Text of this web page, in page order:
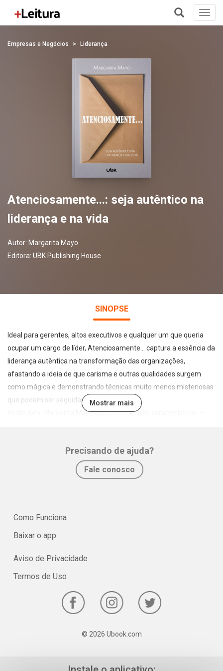
Empresas e Negócios Liderança
Atenciosamente...: seja autêntico na
liderança e na vida
Autor: Margarita Mayo
Editora: UBK Publishing House
SINOPSE
Ideal para gerentes, altos executivos e qualquer um que queria
ocupar um cargo de líder, Atenciosamente... captura a essência da
liderança autêntica na transformação das organizações,
afastando a ideia de que carisma e outras qualidades surgem
como mágica e demonstrando técnicas muito menos misteriosas
que podem ser seguidas por qualquer um.
Neste livro, Margarita Mayo apresenta as três características —
práticas para vencer não apenas no ambiente profissional, como
na vida. Ela conta histórias reais de líderes, atletas e executivos
que alcançaram o sucesso, mesmo com inúmeros percalços em
Mostrar mais
Precisando de ajuda?
Fale conosco
Como Funciona
Baixar o app
Aviso de Privacidade
Termos de Uso
© 2026 Ubook.com